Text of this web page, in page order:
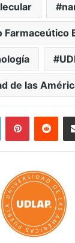
Farmaceútico
de las
LinkedInPinterest